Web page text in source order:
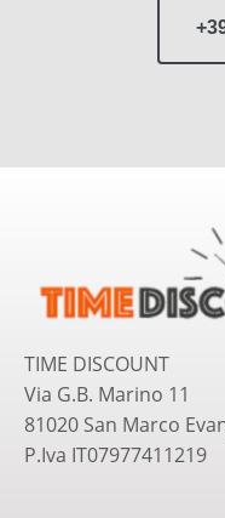
TIME DISCOUNT
Via G.B. Marino 11
81020 San Marco
P.Iva IT07977411219